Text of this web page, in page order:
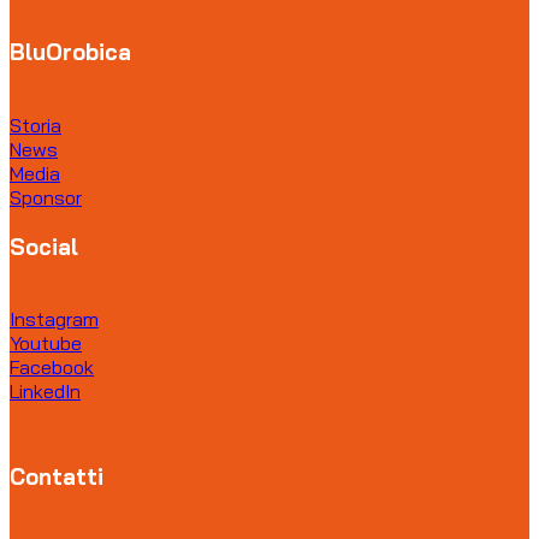
BluOrobica
Storia
News
Media
Sponsor
Social
Instagram
Youtube
Facebook
LinkedIn
Contatti